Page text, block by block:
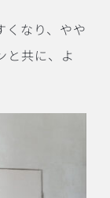
くなり、やや
と共に、よ